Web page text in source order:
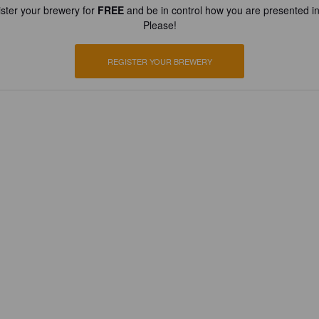
your brewery for FREEand be in control how you are presented
Please!
REGISTER YOUR BREWERY